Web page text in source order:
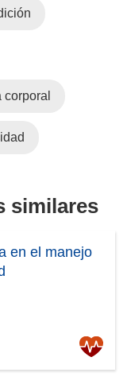
r
e
u
u
v
corporal
similares
en el manejo